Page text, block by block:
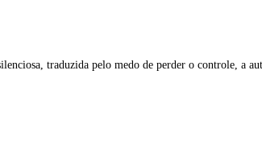
traduzida pelo medo de perder o controle, a